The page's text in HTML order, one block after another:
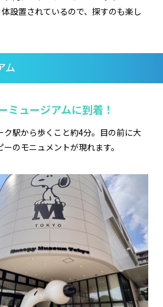
体設置されているので、探すのも楽し
ム
ミュージアムに到着！
ク駅から歩くこと約4分。目の前に大
のモニュメントが現れます。